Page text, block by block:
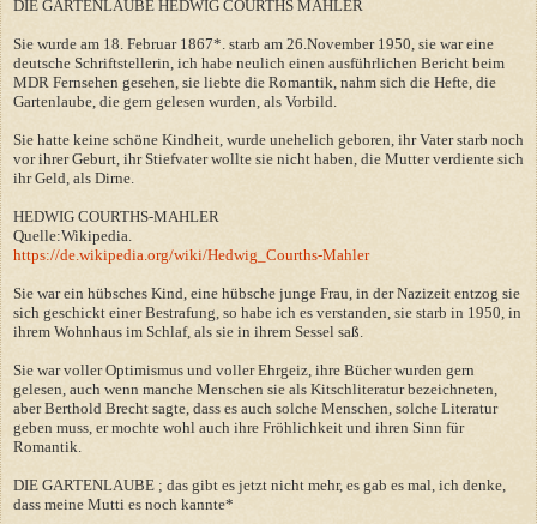
DIE GARTENLAUBE HEDWIG COURTHS MAHLER
Sie wurde am 18. Februar 1867*. starb am 26.November 1950, sie war eine
deutsche Schriftstellerin, ich habe neulich einen ausführlichen Bericht beim
MDR Fernsehen gesehen, sie liebte die Romantik, nahm sich die Hefte, die
Gartenlaube, die gern gelesen wurden, als Vorbild.
Sie hatte keine schöne Kindheit, wurde unehelich geboren, ihr Vater starb noch
vor ihrer Geburt, ihr Stiefvater wollte sie nicht haben, die Mutter verdiente sich
ihr Geld, als Dirne.
HEDWIG COURTHS-MAHLER
Quelle:Wikipedia.
https://de.wikipedia.org/wiki/Hedwig_Courths-Mahler
Sie war ein hübsches Kind, eine hübsche junge Frau, in der Nazizeit entzog sie
sich geschickt einer Bestrafung, so habe ich es verstanden, sie starb in 1950, in
ihrem Wohnhaus im Schlaf, als sie in ihrem Sessel saß.
Sie war voller Optimismus und voller Ehrgeiz, ihre Bücher wurden gern
gelesen, auch wenn manche Menschen sie als Kitschliteratur bezeichneten,
aber Berthold Brecht sagte, dass es auch solche Menschen, solche Literatur
geben muss, er mochte wohl auch ihre Fröhlichkeit und ihren Sinn für
Romantik.
DIE GARTENLAUBE ; das gibt es jetzt nicht mehr, es gab es mal, ich denke,
dass meine Mutti es noch kannte*